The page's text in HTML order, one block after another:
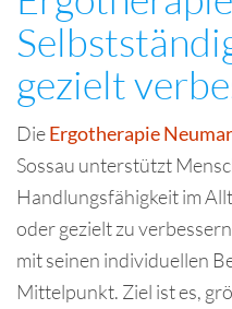
gezielt
DieErgotherapie
Sossau unterstützt
Handlungsfähigkeit im
oder gezielt zu
mit seinen individuellen
Mittelpunkt. Ziel ist es,